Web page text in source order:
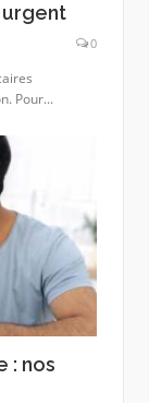
urgent
0
Pour...
: nos